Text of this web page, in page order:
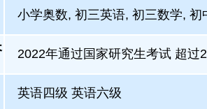
小学奥数, 初三英语, 初三数学,
2022年通过国家研究生考试 超过
英语四级 英语六级